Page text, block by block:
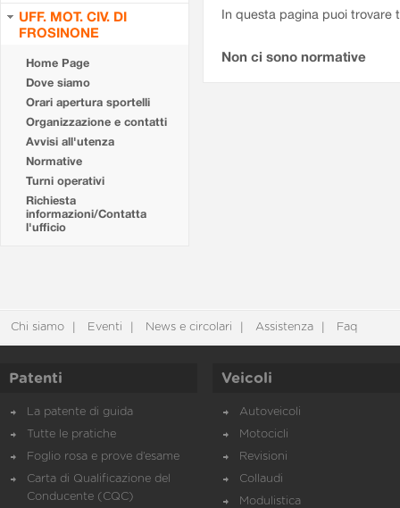
UFF. MOT. CIV. DI
FROSINONE
Home Page
Dove siamo
Orari apertura sportelli
Organizzazione e contatti
Avvisi all'utenza
Normative
Turni operativi
Richiesta
informazioni/Contatta
l'ufficio
In questa pagina puoi
Non ci sono normative
Chi siamo Eventi News e circolari Assistenza Faq
Patenti
La patente di guida
Tutte le pratiche
Foglio rosa e prove d’esame
Carta di Qualificazione del
Conducente (CQC)
Veicoli
Autoveicoli
Motocicli
Revisioni
Collaudi
Modulistica